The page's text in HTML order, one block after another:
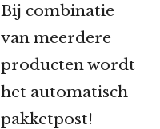
Bij combinatie
van meerdere
producten wordt
het automatisch
pakketpost!